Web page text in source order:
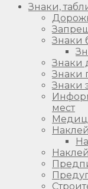
Знаки,
Знаки
Знаки
Знаки
Знаки
мест